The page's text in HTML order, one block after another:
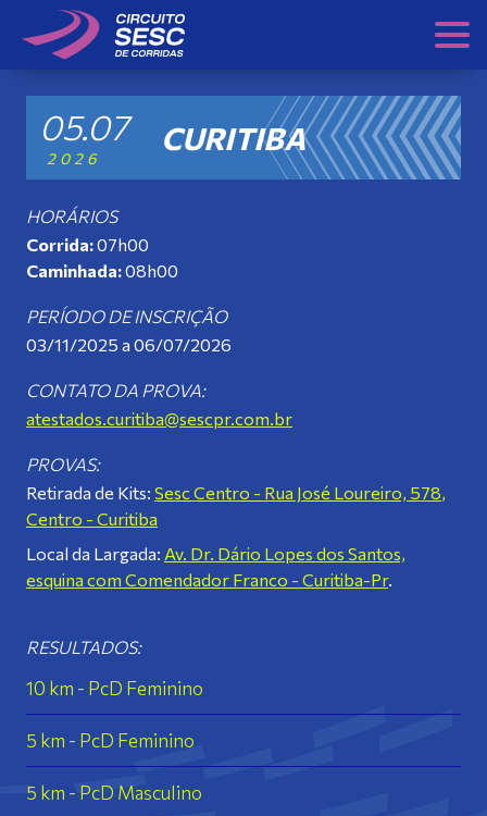
content
05.07
2026
CURITIBA
HORÁRIOS
Corrida:07h00
Caminhada:08h00
PERÍODO DE INSCRIÇÃO
03/11/2025 a 06/07/2026
CONTATO DA PROVA:
atestados.curitiba@sescpr.com.br
PROVAS:
Retirada de Kits: Sesc Centro - Rua José Loureiro, 578,
Centro - Curitiba
Local da Largada: Av. Dr. Dário Lopes dos Santos,
esquina com Comendador Franco - Curitiba-Pr.
RESULTADOS:
10 km - PcD Feminino
5 km - PcD Feminino
5 km - PcD Masculino